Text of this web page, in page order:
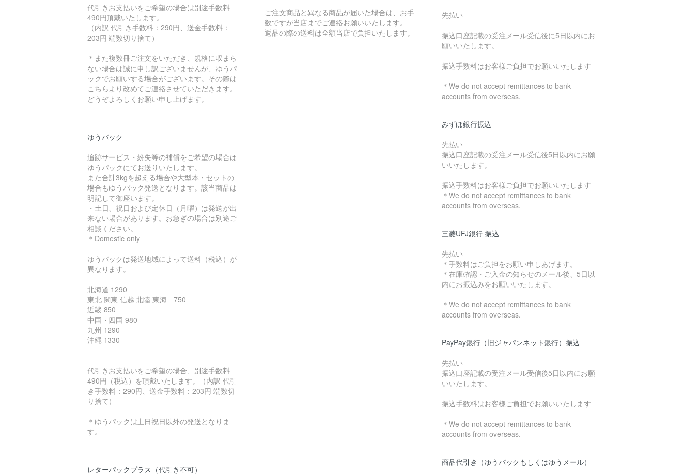
代引きお支払いをご希望の場合は別途手数料
490円頂戴いたします。
（内訳 代引き手数料：290円、送金手数料：
203円 端数切り捨て）
＊また複数冊ご注文をいただき、規格に収まら
ない場合は誠に申し訳ございませんが、ゆうパ
ックでお願いする場合がございます。その際は
こちらより改めてご連絡させていただきます。
どうぞよろしくお願い申し上げます。
ゆうパック
追跡サービス・紛失等の補償をご希望の場合は
ゆうパックにてお送りいたします。
また合計3kgを超える場合や大型本・セットの
場合もゆうパック発送となります。該当商品は
明記して御座います。
・土日、祝日および定休日（月曜）は発送が出
来ない場合があります。お急ぎの場合は別途ご
相談ください。
＊Domestic only
ゆうパックは発送地域によって送料（税込）が
異なります。
北海道 1290
東北 関東 信越 北陸 東海 750
近畿 850
中国・四国 980
九州 1290
沖縄 1330
代引きお支払いをご希望の場合、別途手数料
490円（税込）を頂戴いたします。（内訳 代引
き手数料：290円、送金手数料：203円 端数切
り捨て）
＊ゆうパックは土日祝日以外の発送となりま
す。
レターパックプラス（代引き不可）
ご注文商品と異なる商品が届いた場合は、お手
数ですが当店までご連絡お願いいたします。
返品の際の送料は全額当店で負担いたします。
先払い
振込口座記載の受注メール受信後に5日以内にお
願いいたします。
振込手数料はお客様ご負担でお願いいたします
＊We do not accept remittances to bank
accounts from overseas.
みずほ銀行振込
先払い
振込口座記載の受注メール受信後5日以内にお願
いいたします。
振込手数料はお客様ご負担でお願いいたします
＊We do not accept remittances to bank
accounts from overseas.
三菱UFJ銀行 振込
先払い
＊手数料はご負担をお願い申しあげます。
＊在庫確認・ご入金の知らせのメール後、5日以
内にお振込みをお願いいたします。
＊We do not accept remittances to bank
accounts from overseas.
PayPay銀行（旧ジャパンネット銀行）振込
先払い
振込口座記載の受注メール受信後5日以内にお願
いいたします。
振込手数料はお客様ご負担でお願いいたします
＊We do not accept remittances to bank
accounts from overseas.
商品代引き（ゆうパックもしくはゆうメール）